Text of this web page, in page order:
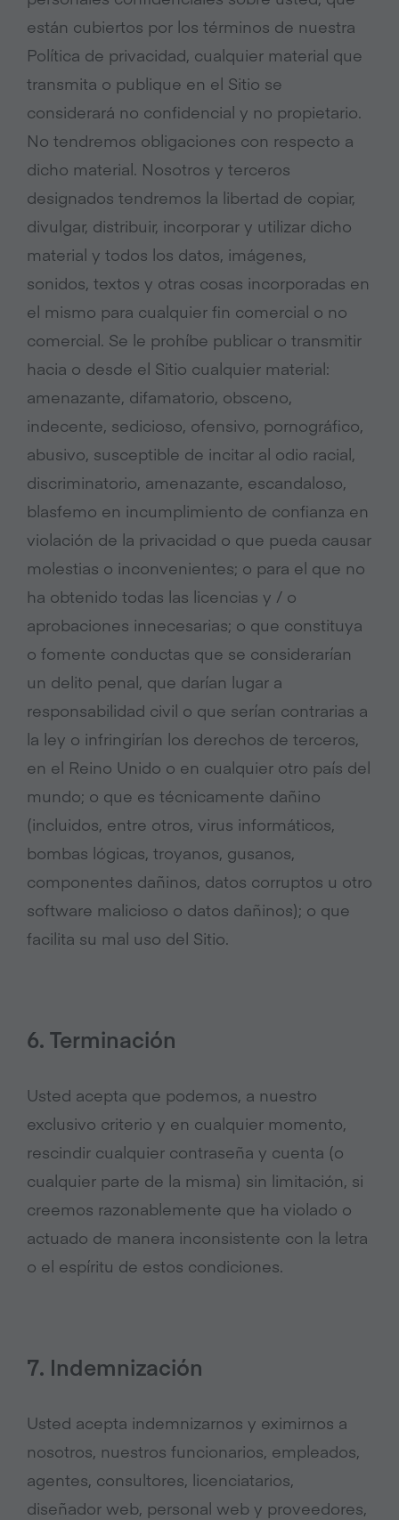
están cubiertos por los términos de nuestra
Política de privacidad, cualquier material que
transmita o publique en el Sitio se
considerará no confidencial y no propietario.
No tendremos obligaciones con respecto a
dicho material. Nosotros y terceros
designados tendremos la libertad de copiar,
divulgar, distribuir, incorporar y utilizar dicho
material y todos los datos, imágenes,
sonidos, textos y otras cosas incorporadas en
el mismo para cualquier fin comercial o no
comercial. Se le prohíbe publicar o transmitir
hacia o desde el Sitio cualquier material:
amenazante, difamatorio, obsceno,
indecente, sedicioso, ofensivo, pornográfico,
abusivo, susceptible de incitar al odio racial,
discriminatorio, amenazante, escandaloso,
blasfemo en incumplimiento de confianza en
violación de la privacidad o que pueda causar
molestias o inconvenientes; o para el que no
ha obtenido todas las licencias y / o
aprobaciones innecesarias; o que constituya
o fomente conductas que se considerarían
un delito penal, que darían lugar a
responsabilidad civil o que serían contrarias a
la ley o infringirían los derechos de terceros,
en el Reino Unido o en cualquier otro país del
mundo; o que es técnicamente dañino
(incluidos, entre otros, virus informáticos,
bombas lógicas, troyanos, gusanos,
componentes dañinos, datos corruptos u otro
software malicioso o datos dañinos); o que
facilita su mal uso del Sitio.
6. Terminación
Usted acepta que podemos, a nuestro
exclusivo criterio y en cualquier momento,
rescindir cualquier contraseña y cuenta (o
cualquier parte de la misma) sin limitación, si
creemos razonablemente que ha violado o
actuado de manera inconsistente con la letra
o el espíritu de estos condiciones.
7. Indemnización
Usted acepta indemnizarnos y eximirnos a
nosotros, nuestros funcionarios, empleados,
agentes, consultores, licenciatarios,
diseñador web, personal web y proveedores,